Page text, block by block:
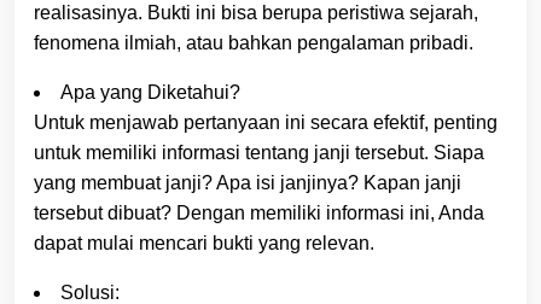
realisasinya. Bukti ini bisa berupa peristiwa sejarah,
fenomena ilmiah, atau bahkan pengalaman pribadi.
Apa yang Diketahui?
Untuk menjawab pertanyaan ini secara efektif, penting
untuk memiliki informasi tentang janji tersebut. Siapa
yang membuat janji? Apa isi janjinya? Kapan janji
tersebut dibuat? Dengan memiliki informasi ini, Anda
dapat mulai mencari bukti yang relevan.
Solusi: